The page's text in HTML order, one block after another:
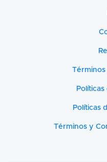
Políticas
Políticas
Términos y